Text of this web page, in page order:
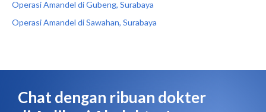
Operasi Amandel di Gubeng, Surabaya
Operasi Amandel di Sawahan, Surabaya